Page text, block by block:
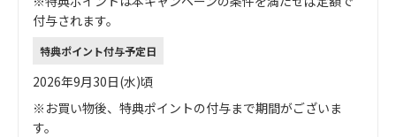
付与されます。
特典ポイント付与予定日
2026年9月30日(水)頃
※お買い物後、特典ポイントの付与まで期間がございま
す。